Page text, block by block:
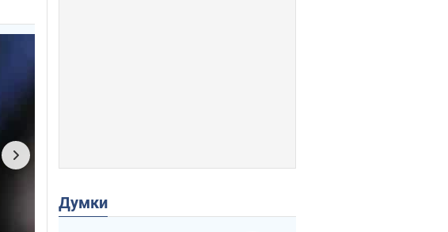
Думки